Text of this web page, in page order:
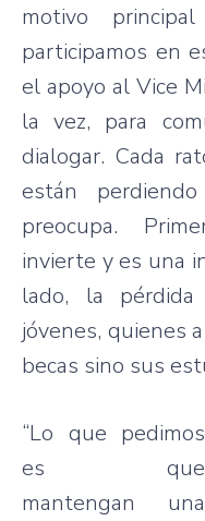
motivo
participamos en
el apoyo al Vice
la vez, para
dialogar. Cada
están
preocupa.
invierte y es una
lado, la
jóvenes, quienes
becas sino sus
“Lo que pedimos
es que
mantengan una